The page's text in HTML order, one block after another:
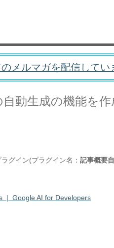
メルマガを配信してい
動生成の機能を作
グイン(プラグイン名： 記事概要
| Google AI for Developers